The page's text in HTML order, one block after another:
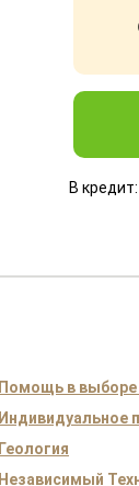
В
Помощь в выборе
Индивидуальное
Геология
Независимый